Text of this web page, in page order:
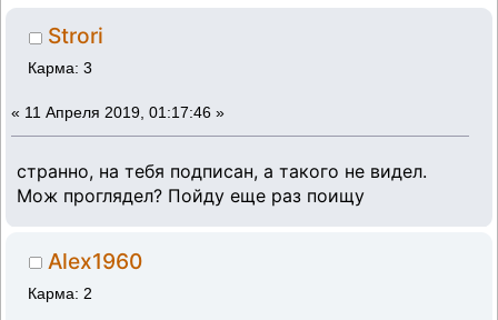
(Прочитано 70313 раз)
Strori
Карма: 3
« 11 Апреля 2019, 01:17:46 »
странно, на тебя подписан, а такого не видел.
Мож проглядел? Пойду еще раз поищу
Alex1960
Карма: 2